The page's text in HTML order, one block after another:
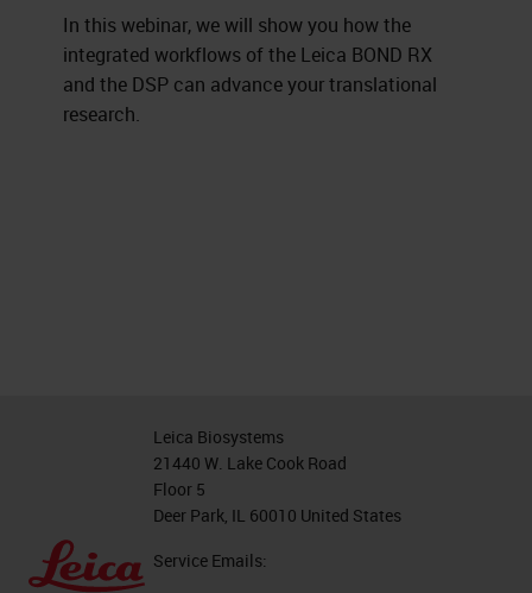
In this webinar, we will show you how the
integrated workflows of the Leica BOND RX
and the DSP can advance your translational
research.
Leica Biosystems
21440 W. Lake Cook Road
Floor 5
Deer Park, IL 60010 United States
Service Emails: